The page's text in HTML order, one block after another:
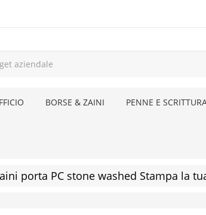
BORSE & ZAINI PENNE E
porta PC stone washed Stampa la